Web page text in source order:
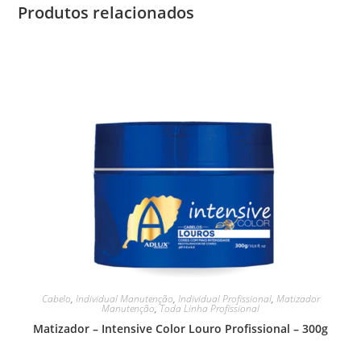
Produtos relacionados
Cabelo, Individual Manutenção, Individual Profissional, Matizador
Manutenção,Toda Linha Profissional
Matizador – Intensive Color Louro Profissional – 300g